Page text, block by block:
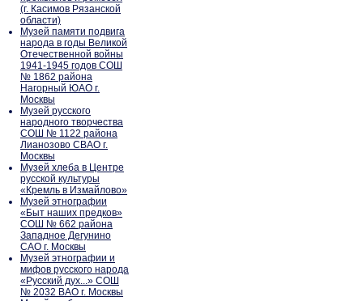
(г. Касимов Рязанской
области)
Музей памяти подвига
народа в годы Великой
Отечественной войны
1941-1945 годов СОШ
№ 1862 района
Нагорный ЮАО г.
Москвы
Музей русского
народного творчества
СОШ № 1122 района
Лианозово СВАО г.
Москвы
Музей хлеба в Центре
русской культуры
«Кремль в Измайлово»
Музей этнографии
«Быт наших предков»
СОШ № 662 района
Западное Дегунино
САО г. Москвы
Музей этнографии и
мифов русского народа
«Русский дух...» СОШ
№ 2032 ВАО г. Москвы